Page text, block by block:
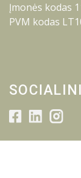
Įmonės kodas
PVM kodas